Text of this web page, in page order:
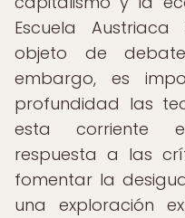
Escuela
objeto de
embargo, es
profundidad las
esta corriente
respuesta a las
fomentar la
una exploración